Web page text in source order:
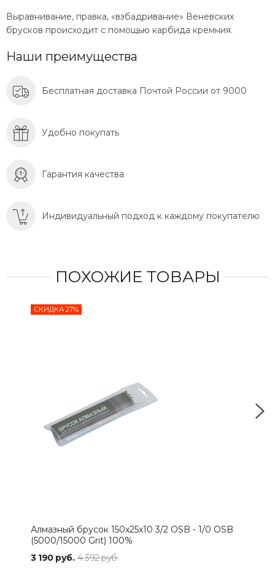
Выравнивание, правка, «взбадривание» Веневских
брусков происходит с помощью карбида кремния.
Наши преимущества
Бесплатная доставка Почтой России от 9000
Удобно покупать
Гарантия качества
Индивидуальный подход к каждому покупателю
ПОХОЖИЕ ТОВАРЫ
СКИДКА 27%
Алмазный брусок 150х25х10 3/2 OSB - 1/0 OSB
(5000/15000 Grit) 100%
3 190 руб. 4 392 руб.